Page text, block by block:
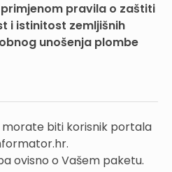
pravila o zaštiti
i istinitost zemljišnih
unošenja plombe
morate biti korisnik portala
ovisno o Vašem paketu.